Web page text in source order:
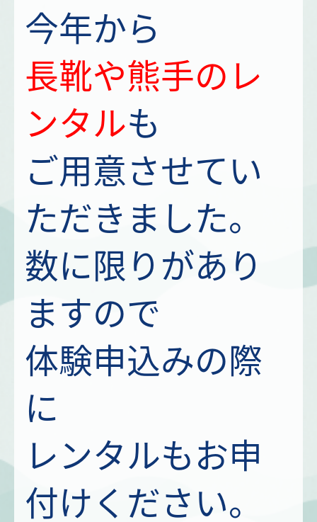
今年から
長靴や熊手のレ
ンタルも
ご用意させてい
ただきました。
数に限りがあり
ますので
体験申込みの際
に
レンタルもお申
付けください。